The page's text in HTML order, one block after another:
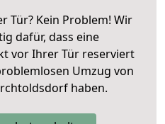
Tür? Kein Problem! Wir
dafür, dass eine
vor Ihrer Tür reserviert
Umzug von
haben.